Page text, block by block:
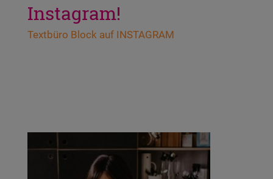
Instagram!
Text­bü­ro Block auf INSTAGRAM